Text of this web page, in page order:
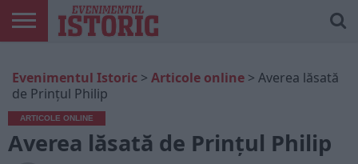
ONLINE
EDIȚII
TIPĂRITE
ISTORIC
PLAY
CONTUL
MEU
Evenimentul Istoric > Articole online > Averea lăsată
de Prinţul Philip
ARTICOLE ONLINE
Averea lăsată de Prinţul Philip